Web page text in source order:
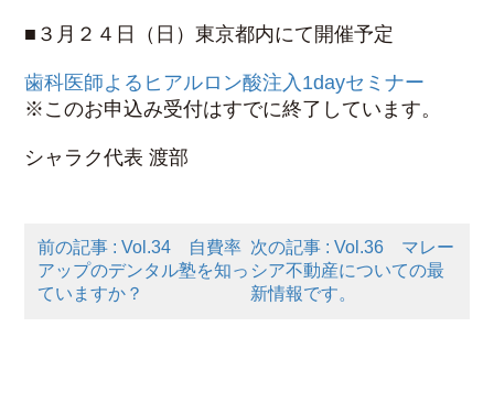
■３月２４日（日）東京都内にて開催予定
歯科医師よるヒアルロン酸注入1dayセミナー
※このお申込み受付はすでに終了しています。
シャラク代表 渡部
前の記事 : Vol.34 自費率
アップのデンタル塾を知っ
ていますか？
次の記事 : Vol.36 マレー
シア不動産についての最
新情報です。